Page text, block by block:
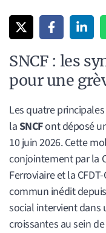
SNCF : les
pour une
Les quatre
laSNCFont déposé
10 juin 2026. Cette
conjointement par la
Ferroviaire et la
commun inédit
social intervient dans
croissantes au sein